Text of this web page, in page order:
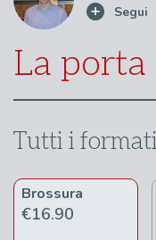
La porta
Tutti i
Brossura
€16.90